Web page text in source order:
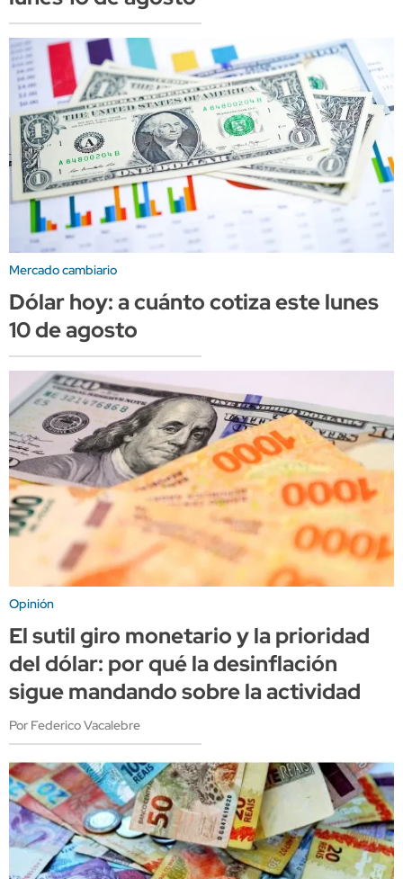
Mercado cambiario
Dólar hoy: a cuánto cotiza este lunes
10 de agosto
Opinión
El sutil giro monetario y la prioridad
del dólar: por qué la desinflación
sigue mandando sobre la actividad
Por Federico Vacalebre